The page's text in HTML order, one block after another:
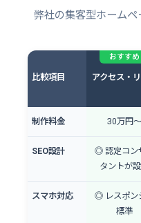
弊社の集客型ホーム
比較項目 アクセス・
制作料金 30万円〜
SEO設計
◎ 認定コン
タントが
スマホ対応
◎ レスポン
標準